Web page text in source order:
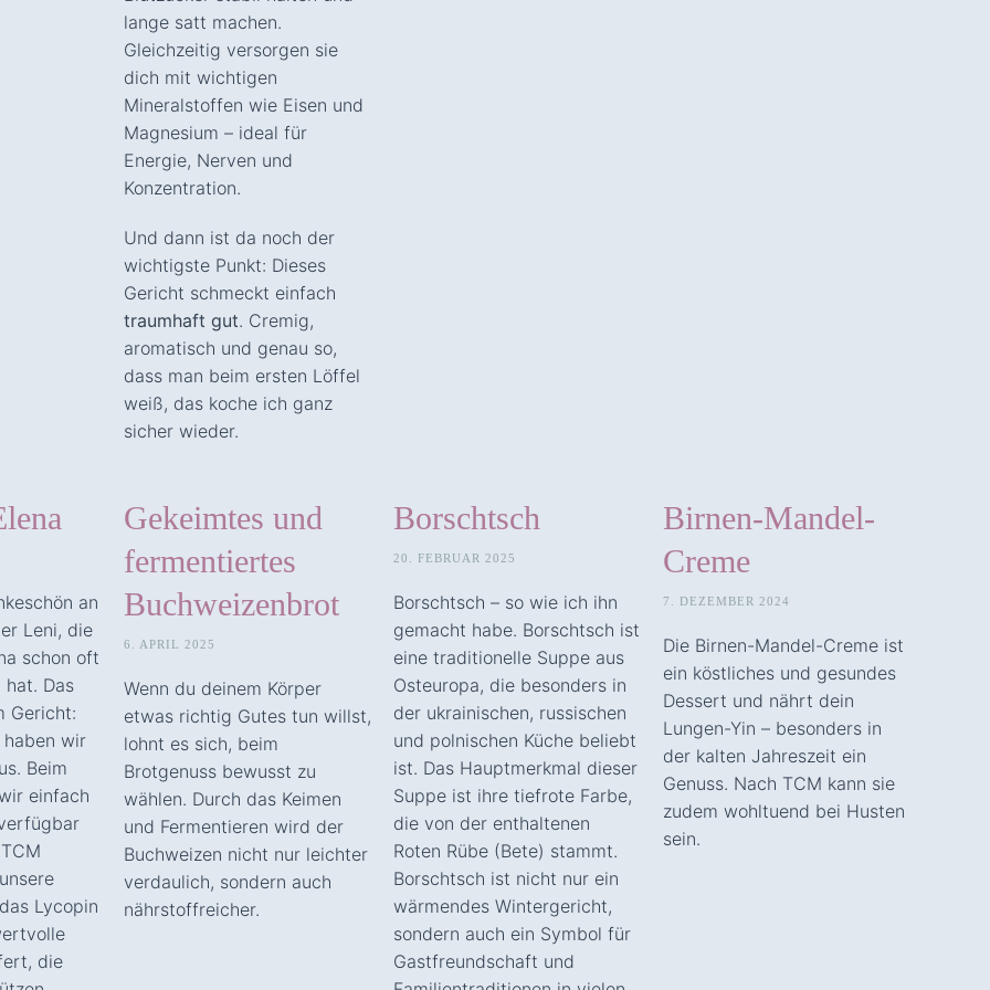
lange satt machen.
Gleichzeitig versorgen sie
dich mit wichtigen
Mineralstoffen wie Eisen und
Magnesium – ideal für
Energie, Nerven und
Konzentration.
Und dann ist da noch der
wichtigste Punkt: Dieses
Gericht schmeckt einfach
traumhaft gut. Cremig,
aromatisch und genau so,
dass man beim ersten Löffel
weiß, das koche ich ganz
sicher wieder.
an
Leni, die
schon oft
Das
Gericht:
haben wir
Beim
einfach
Lycopin
die
Gekeimtes und
fermentiertes
Buchweizenbrot
6. APRIL 2025
Wenn du deinem Körper
etwas richtig Gutes tun willst,
lohnt es sich, beim
Brotgenuss bewusst zu
wählen. Durch das Keimen
und Fermentieren wird der
Buchweizen nicht nur leichter
verdaulich, sondern auch
nährstoffreicher.
Borschtsch
20. FEBRUAR 2025
Borschtsch – so wie ich ihn
gemacht habe. Borschtsch ist
eine traditionelle Suppe aus
Osteuropa, die besonders in
der ukrainischen, russischen
und polnischen Küche beliebt
ist. Das Hauptmerkmal dieser
Suppe ist ihre tiefrote Farbe,
die von der enthaltenen
Roten Rübe (Bete) stammt.
Borschtsch ist nicht nur ein
wärmendes Wintergericht,
sondern auch ein Symbol für
Gastfreundschaft und
Birnen-Mandel-
Creme
7. DEZEMBER 2024
Die Birnen-Mandel-Creme ist
ein köstliches und gesundes
Dessert und nährt dein
Lungen-Yin – besonders in
der kalten Jahreszeit ein
Genuss. Nach TCM kann sie
zudem wohltuend bei Husten
sein.